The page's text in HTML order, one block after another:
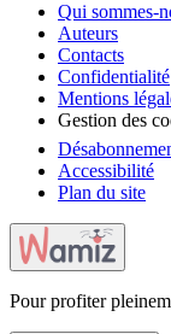
Qui sommes-
Auteurs
Contacts
Confidentialité
Mentions
Gestion des
Accessibilité
Plan du site
Pour profiter